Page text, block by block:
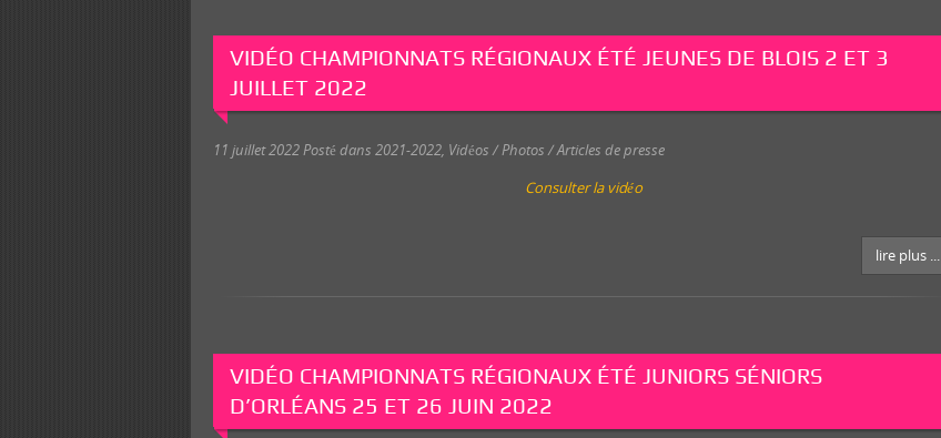
VIDÉO CHAMPIONNATS RÉGIONAUX ÉTÉ JEUNES DE BLOIS 2 ET 3
JUILLET 2022
11 juillet 2022Posté dans 2021-2022, Vidéos / Photos / Articles de presse
Consulter la vidéo
lire plus ...
VIDÉO CHAMPIONNATS RÉGIONAUX ÉTÉ JUNIORS SÉNIORS
D’ORLÉANS 25 ET 26 JUIN 2022